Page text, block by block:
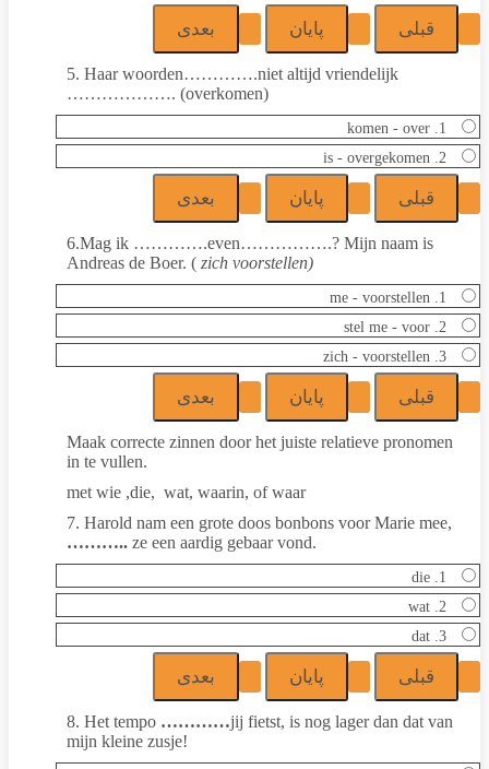
5. Haar woorden………….niet altijd vriendelijk
………………. (overkomen)
1. komen - over
2. is - overgekomen
6.Mag ik ………….even…………….? Mijn naam is
Andreas de Boer. (zich voorstellen)
1. me - voorstellen
2. stel me - voor
3. zich - voorstellen
Maak correcte zinnen door het juiste relatieve pronomen
in te vullen.
met wie ,die, wat, waarin, of waar
7. Harold nam een grote doos bonbons voor Marie mee,
……….. ze een aardig gebaar vond.
1. die
2. wat
3. dat
8. Het tempo …………jij fietst, is nog lager dan dat van
mijn kleine zusje!